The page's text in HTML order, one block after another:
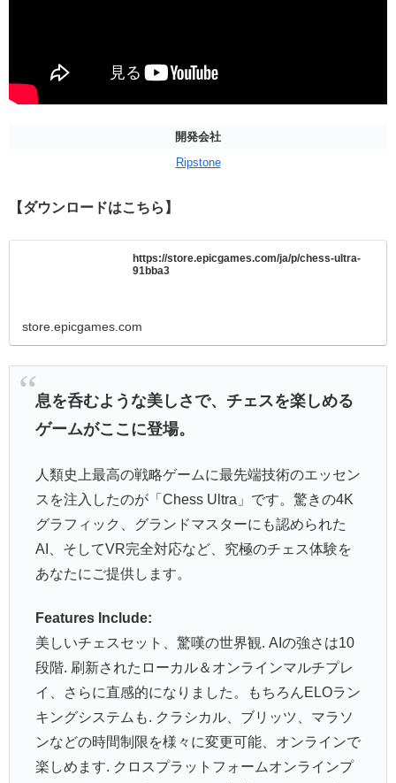
開発会社
Ripstone
【ダウンロードはこちら】
https://store.epicgames.com/ja/p/chess-ultra-
91bba3
store.epicgames.com
息を呑むような美しさで、チェスを楽しめる
ゲームがここに登場。
人類史上最高の戦略ゲームに最先端技術のエッセン
スを注入したのが「Chess Ultra」です。驚きの4K
グラフィック、グランドマスターにも認められた
AI、そしてVR完全対応など、究極のチェス体験を
あなたにご提供します。
Features Include:
美しいチェスセット、驚嘆の世界観. AIの強さは10
段階. 刷新されたローカル＆オンラインマルチプレ
イ、さらに直感的になりました。もちろんELOラン
キングシステムも. クラシカル、ブリッツ、マラソ
ンなどの時間制限を様々に変更可能、オンラインで
楽しめます. クロスプラットフォームオンラインプ